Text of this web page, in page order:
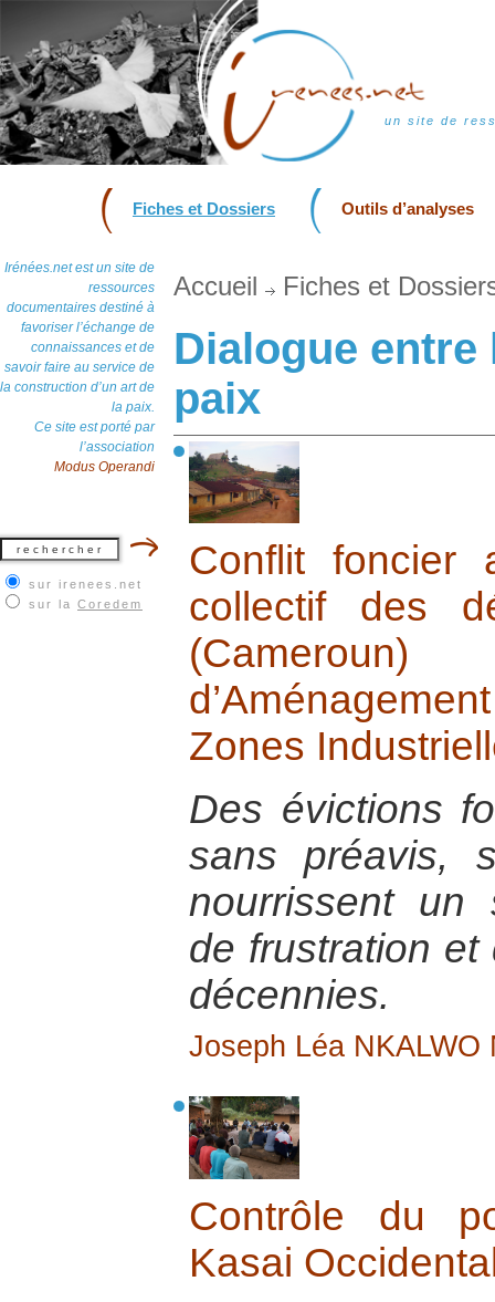
un site de
Fiches et Dossiers Outils d’analyses
Irénées.net est un site de
ressources
documentaires destiné à
favoriser l’échange de
connaissances et de
savoir faire au service de
la construction d’un art de
la paix.
Ce site est porté par
l’association
Modus Operandi
sur irenees.net
sur la Coredem
Accueil Fiches et
Dialogue entre
paix
Conflit foncier
collectif des
Zones
Des évictions
sans préavis,
nourrissent un
de frustration et
décennies.
Joseph Léa NKALWO
Contrôle du
Kasai